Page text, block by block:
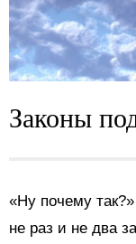
Законы
«Ну почему
не раз и не два